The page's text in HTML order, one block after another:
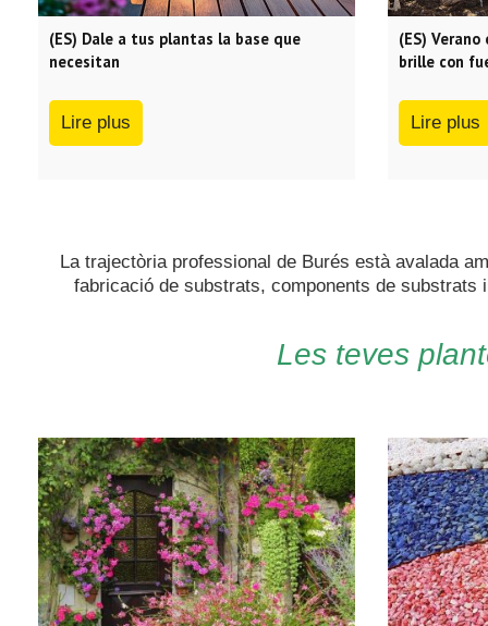
(ES) Dale a tus plantas la base que
necesitan
Lire plus
(ES)
brille con
Lire plus
La trajectòria professional de Burés està avalada
fabricació de substrats, components de
Les teves